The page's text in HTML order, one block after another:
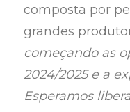
composta por
grandes
começando as
2024/2025 e a
Esperamos